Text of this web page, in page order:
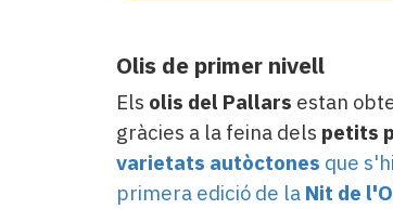
Olis de primer nivell
Els olis del Pallars estan
gràcies a la feina dels petits
varietats autòctones que
primera edició de la Nit de